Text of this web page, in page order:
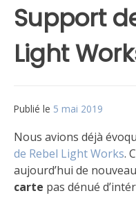
Support
Light
Publié le 5 mai 2019
Nous avions déjà
de Rebel Light Works.
aujourd’hui de
carte pas dénué